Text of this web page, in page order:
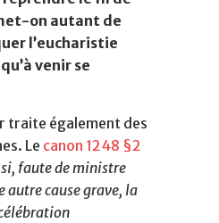
on autant de
l’eucharistie
venir se
traite également des
Le canon 1248 §2
faute de ministre
autre cause grave, la